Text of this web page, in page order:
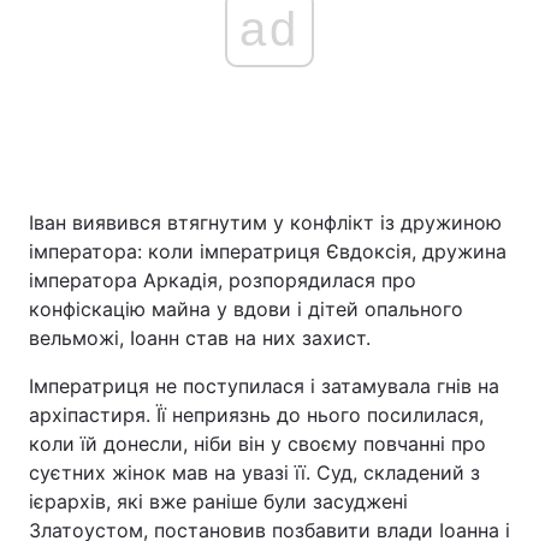
ad
Іван виявився втягнутим у конфлікт із дружиною
імператора: коли імператриця Євдоксія, дружина
імператора Аркадія, розпорядилася про
конфіскацію майна у вдови і дітей опального
вельможі, Іоанн став на них захист.
Імператриця не поступилася і затамувала гнів на
архіпастиря. Її неприязнь до нього посилилася,
коли їй донесли, ніби він у своєму повчанні про
суєтних жінок мав на увазі її. Суд, складений з
ієрархів, які вже раніше були засуджені
Златоустом, постановив позбавити влади Іоанна і